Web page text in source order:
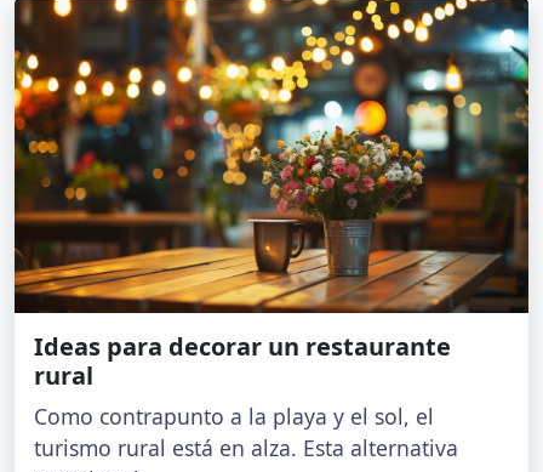
Ideas para decorar un restaurante
rural
Como contrapunto a la playa y el sol, el
turismo rural está en alza. Esta alternativa